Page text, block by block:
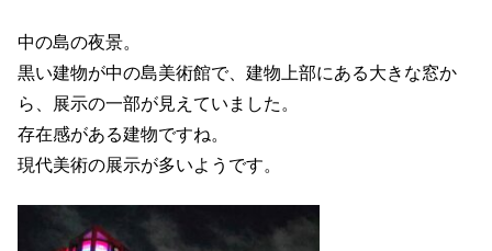
中の島の夜景。
黒い建物が中の島美術館で、建物上部にある大きな窓か
ら、展示の一部が見えていました。
存在感がある建物ですね。
現代美術の展示が多いようです。